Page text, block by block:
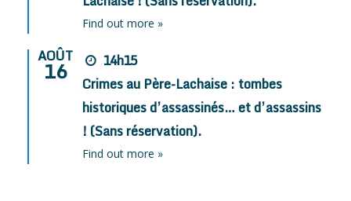
Find out more »
AOÛT
16
14h15
Crimes au Père-Lachaise : tombes
historiques d’assassinés… et d’assassins
! (Sans réservation).
Find out more »